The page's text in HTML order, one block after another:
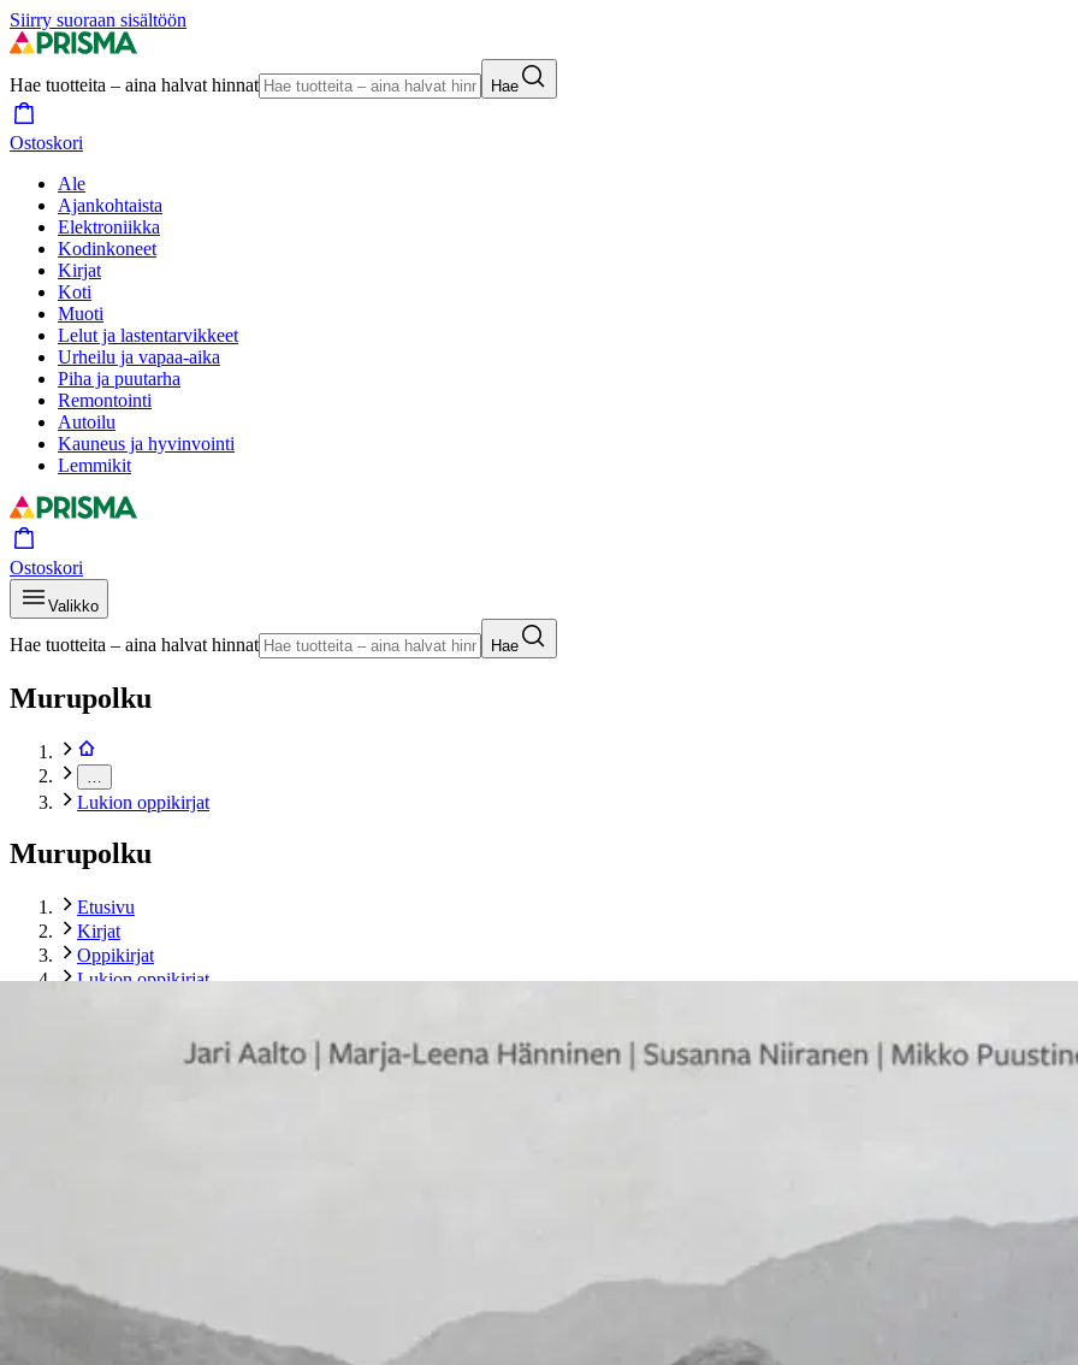
Siirry suoraan sisältöön
Hae tuotteita – aina halvat hinnat Hae
Ostoskori
Ale
Ajankohtaista
Elektroniikka
Kodinkoneet
Kirjat
Koti
Muoti
Lelut ja lastentarvikkeet
Urheilu ja vapaa-aika
Piha ja puutarha
Remontointi
Autoilu
Kauneus ja hyvinvointi
Lemmikit
Ostoskori
Valikko
Hae tuotteita – aina halvat hinnat Hae
Murupolku
Lukion oppikirjat
Murupolku
Etusivu
Kirjat
Oppikirjat
Lukion oppikirjat
Ohita tuotekuva
Edita Oppiminen
Aalto, Opus 4 HI4 Eurooppalainen ihminen (LOPS 2021)